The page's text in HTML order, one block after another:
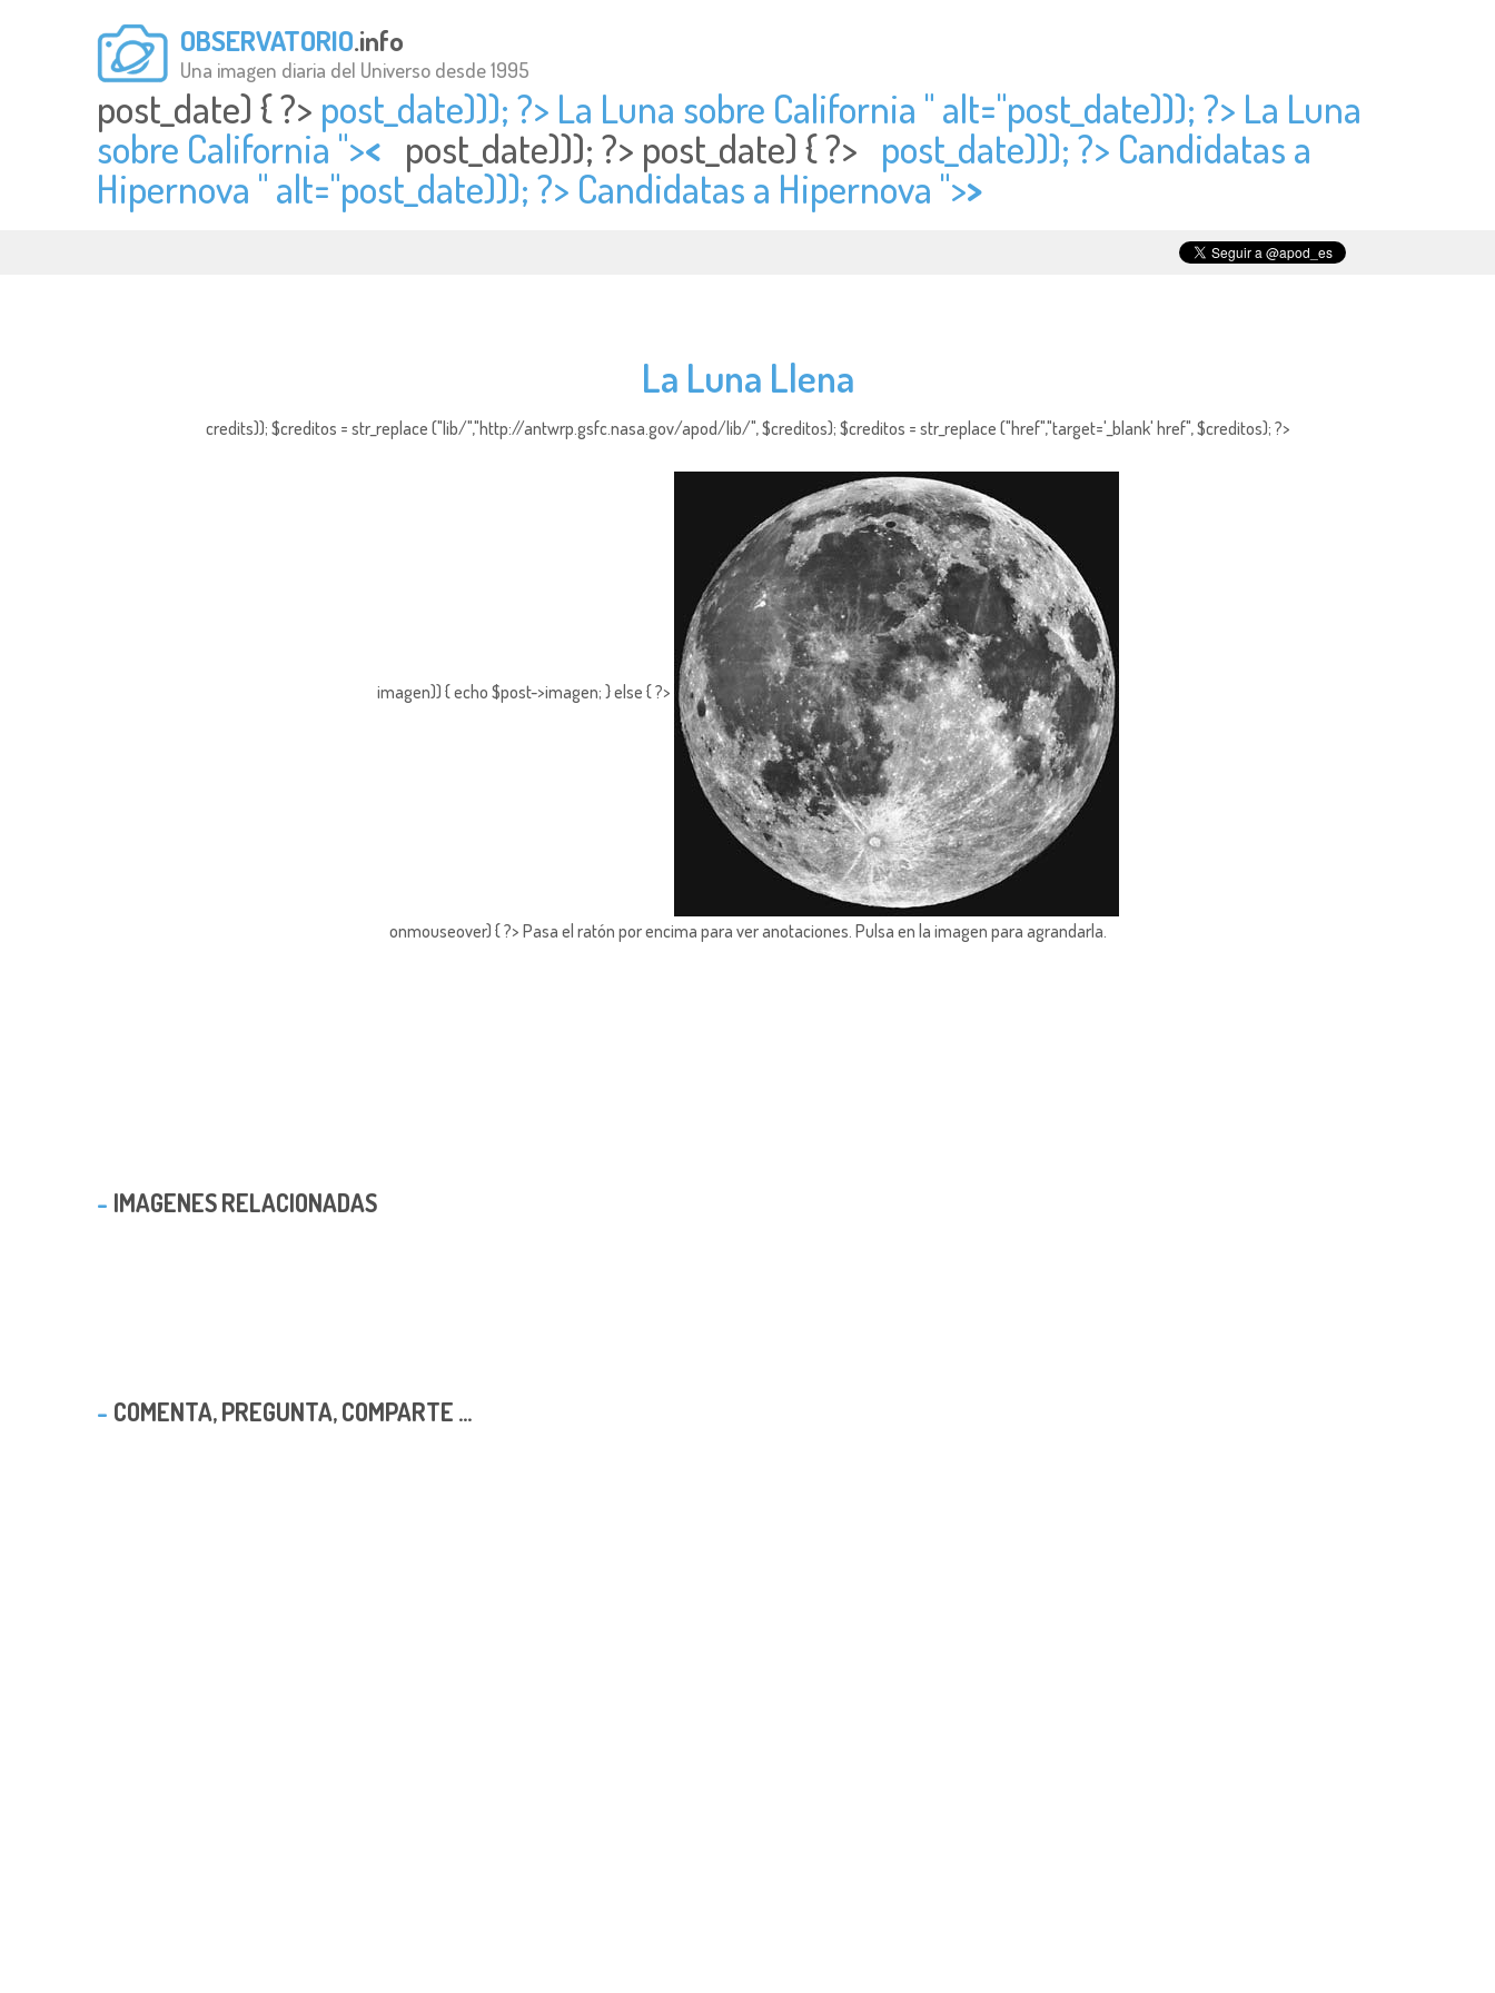
OBSERVATORIO.info
Una imagen diaria del Universo desde 1995
post_date) { ?> post_date))); ?> La Luna sobre California " alt="post_date))); ?> La Luna
sobre California ">< post_date))); ?> post_date) { ?> post_date))); ?> Candidatas a
Hipernova " alt="post_date))); ?> Candidatas a Hipernova ">>
La Luna Llena
credits)); $creditos = str_replace ("lib/","http://antwrp.gsfc.nasa.gov/apod/lib/", $creditos); $creditos = str_replace ("href","target='_blank' href", $creditos); ?>
imagen)) { echo $post->imagen; } else { ?>
onmouseover) { ?> Pasa el ratón por encima para ver anotaciones. Pulsa en la imagen para agrandarla.
IMAGENES RELACIONADAS
COMENTA, PREGUNTA, COMPARTE ...